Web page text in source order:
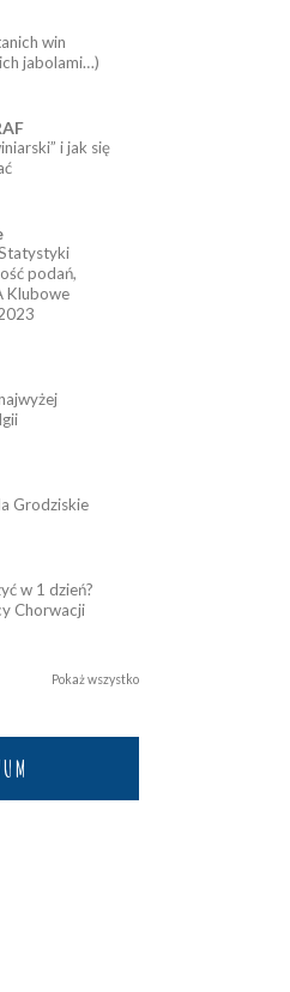
win
jabolami…)
i jak się
podań,
Klubowe
Grodziskie
w 1 dzień?
Chorwacji
Pokaż wszystko